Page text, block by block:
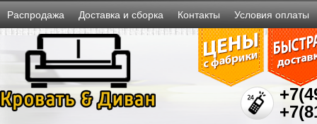
Распродажа Доставка и сборка Контакты Условия оплаты